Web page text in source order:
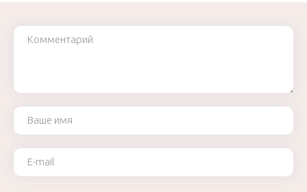
Комментарий
Ваше имя
Ваш e-mail